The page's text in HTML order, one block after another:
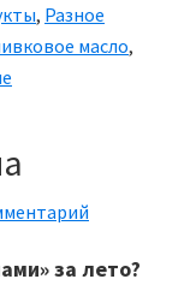
, Разное
масло,
за лето?